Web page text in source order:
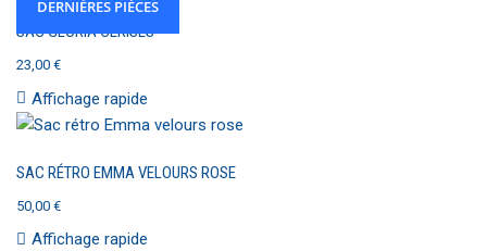
DERNIÈRES PIÈCES
SAC GLORIA CERISES
23,00 €
Affichage rapide
SAC RÉTRO EMMA VELOURS ROSE
50,00 €
Affichage rapide